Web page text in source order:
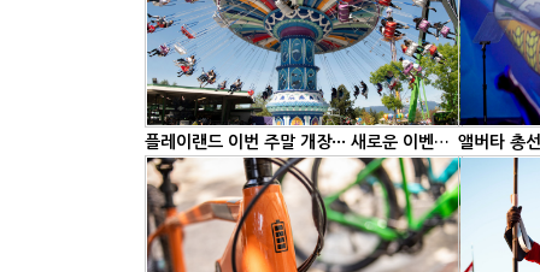
플레이랜드 이번 주말 개장··· 새로운 이벤트 가득 앨버타 총